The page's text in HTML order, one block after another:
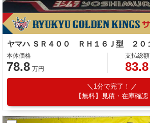
本体価格
78.8 万円
支払総額
83.8
1分で完了！
【無料】見積・在庫確認